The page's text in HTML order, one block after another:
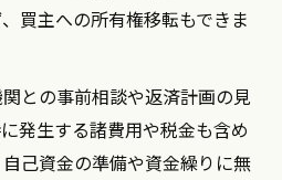
買主への所有権移転もできま
との事前相談や返済計画の見
発生する諸費用や税金も含め
己資金の準備や資金繰りに無